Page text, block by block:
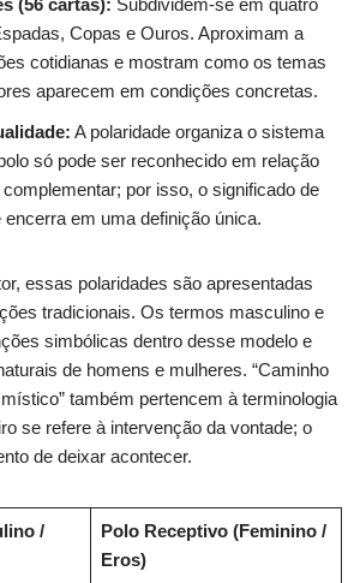
Copas e Ouros. Aproximam a
cotidianas e mostram como os temas
aparecem em condições concretas.
A polaridade organiza o sistema
só pode ser reconhecido em relação
por isso, o significado de
em uma definição única.
essas polaridades são apresentadas
tradicionais. Os termos masculino e
simbólicas dentro desse modelo e
de homens e mulheres. “Caminho
também pertencem à terminologia
se refere à intervenção da vontade; o
de deixar acontecer.
/
Polo Receptivo (Feminino /
Eros)